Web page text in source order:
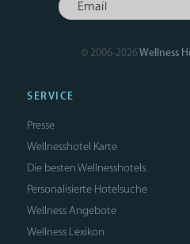
© 2006-2026Wellness
SERVICE
Presse
Wellnesshotel Karte
Die besten Wellnesshotels
Personalisierte Hotelsuche
Wellness Angebote
Wellness Lexikon